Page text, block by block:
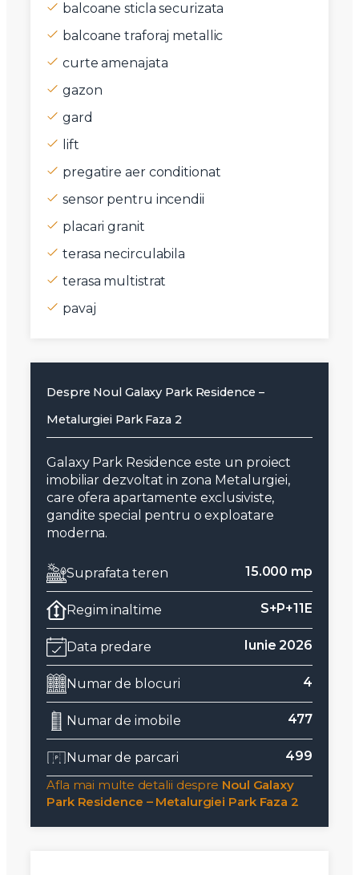
balcoane sticla securizata
balcoane traforaj metallic
curte amenajata
gazon
gard
lift
pregatire aer conditionat
sensor pentru incendii
placari granit
terasa necirculabila
terasa multistrat
pavaj
Despre Noul Galaxy Park Residence –
Metalurgiei Park Faza 2
Galaxy Park Residence este un proiect
imobiliar dezvoltat in zona Metalurgiei,
care ofera apartamente exclusiviste,
gandite special pentru o exploatare
moderna.
Suprafata teren 15.000 mp
Regim inaltime S+P+11E
Data predare Iunie 2026
Numar de blocuri 4
Numar de imobile 477
Numar de parcari
499
Afla mai multe detalii despre Noul Galaxy
Park Residence – Metalurgiei Park Faza 2